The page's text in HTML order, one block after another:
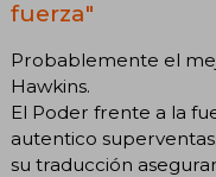
fuerza"
Probablemente el
Hawkins.
El Poder frente a la
autentico
su traducción